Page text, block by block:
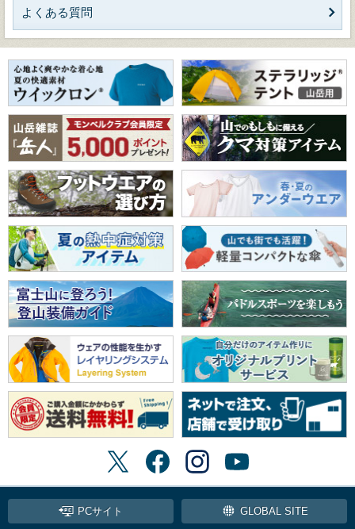
よくある質問
PCサイト GLOBAL SITE